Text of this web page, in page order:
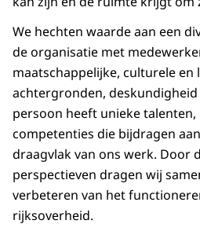
We hechten waarde aan een
de organisatie met
maatschappelijke, culturele en
achtergronden,
persoon heeft unieke talenten,
competenties die bijdragen
draagvlak van ons werk. Door
perspectieven dragen wij
verbeteren van het
rijksoverheid.